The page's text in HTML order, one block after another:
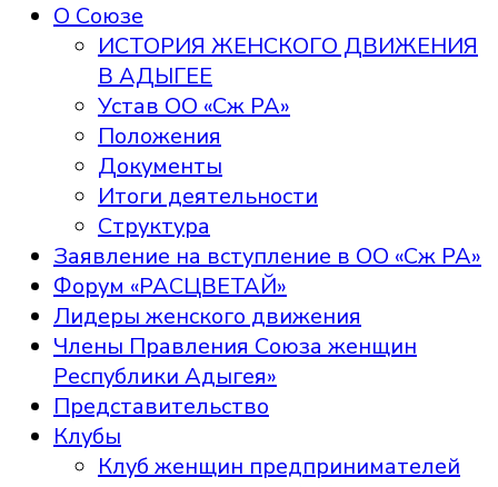
О Союзе
ИСТОРИЯ ЖЕНСКОГО ДВИЖЕНИЯ
В АДЫГЕЕ
Устав ОО «Сж РА»
Положения
Документы
Итоги деятельности
Структура
Заявление на вступление в ОО «Сж РА»
Форум «РАСЦВЕТАЙ»
Лидеры женского движения
Члены Правления Союза женщин
Республики Адыгея»
Представительство
Клубы
Клуб женщин предпринимателей